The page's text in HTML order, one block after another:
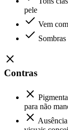
pele
Vem
Contras
para não